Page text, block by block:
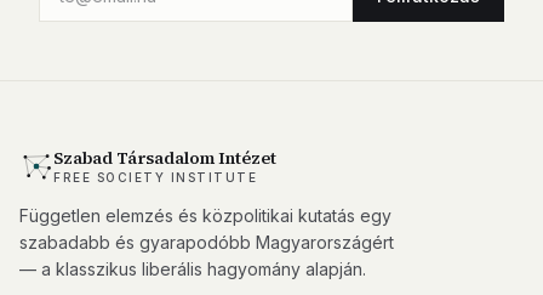
Szabad Társadalom Intézet
FREE SOCIETY INSTITUTE
Független elemzés és közpolitikai kutatás egy
szabadabb és gyarapodóbb Magyarországért
— a klasszikus liberális hagyomány alapján.